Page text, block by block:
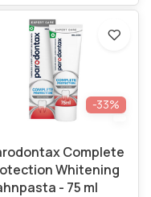
-33%
Complete
Whitening
- 75 ml